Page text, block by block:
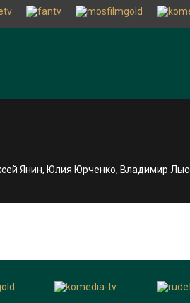
Янин, Юлия Юрченко, Владимир